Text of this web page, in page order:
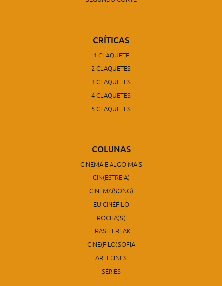
CRÍTICAS
1 CLAQUETE
2 CLAQUETES
3 CLAQUETES
4 CLAQUETES
5 CLAQUETES
COLUNAS
CINEMA E ALGO MAIS
CIN(ESTREIA)
CINEMA(SONG)
EU CINÉFILO
ROCHA)S(
TRASH FREAK
CINE(FILO)SOFIA
ARTECINES
SÉRIES